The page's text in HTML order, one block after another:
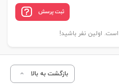
ثبت پرسش
اولین نفر باشید!
بازگشت به بالا